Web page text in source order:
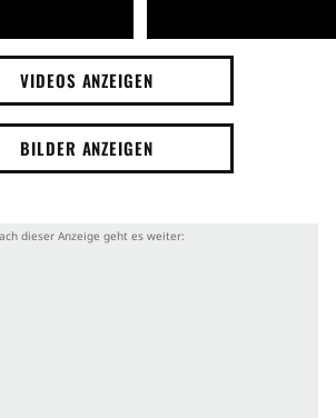
VIDEOS ANZEIGEN
BILDER ANZEIGEN